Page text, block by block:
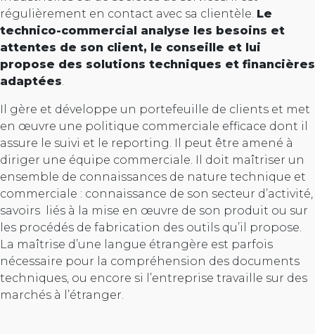
régulièrement en contact avec sa clientèle. Le
technico-commercial analyse les besoins et
attentes de son client, le conseille et lui
propose des solutions techniques et financières
adaptées.
Il gère et développe un portefeuille de clients et met
en œuvre une politique commerciale efficace dont il
assure le suivi et le reporting. Il peut être amené à
diriger une équipe commerciale. Il doit maîtriser un
ensemble de connaissances de nature technique et
commerciale : connaissance de son secteur d’activité,
savoirs liés à la mise en œuvre de son produit ou sur
les procédés de fabrication des outils qu’il propose.
La maîtrise d’une langue étrangère est parfois
nécessaire pour la compréhension des documents
techniques, ou encore si l’entreprise travaille sur des
marchés à l’étranger.